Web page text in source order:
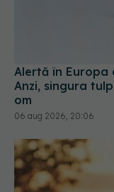
Alertă în
06 aug 2026, 20:06